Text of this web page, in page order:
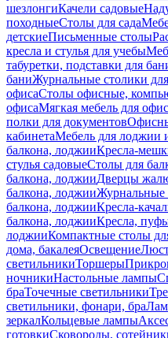
шезлонгиКачели садовые
походныеСтолы для сада
детскиеПисьменные столы
кресла и стулья для учебы
табуретки, подставки для
баниЖурнальные столики
офисаСтолы офисные,
офисаМягкая мебель для
полки для документов
кабинетаМебель для лоджии
балкона, лоджииКресла-
стулья садовыеСтолы для
балкона, лоджииДверцы
балкона, лоджииЖурнальные
балкона, лоджииКресла-
балкона, лоджииКресла,
лоджииКомпактные столы
дома, бакалеяОсвещение
светильникиТоршеры
ночникиНастольные лампы
браТочечные светильники
светильники, фонари, бра
зеркалКольцевые лампы
готовкиСковороды,